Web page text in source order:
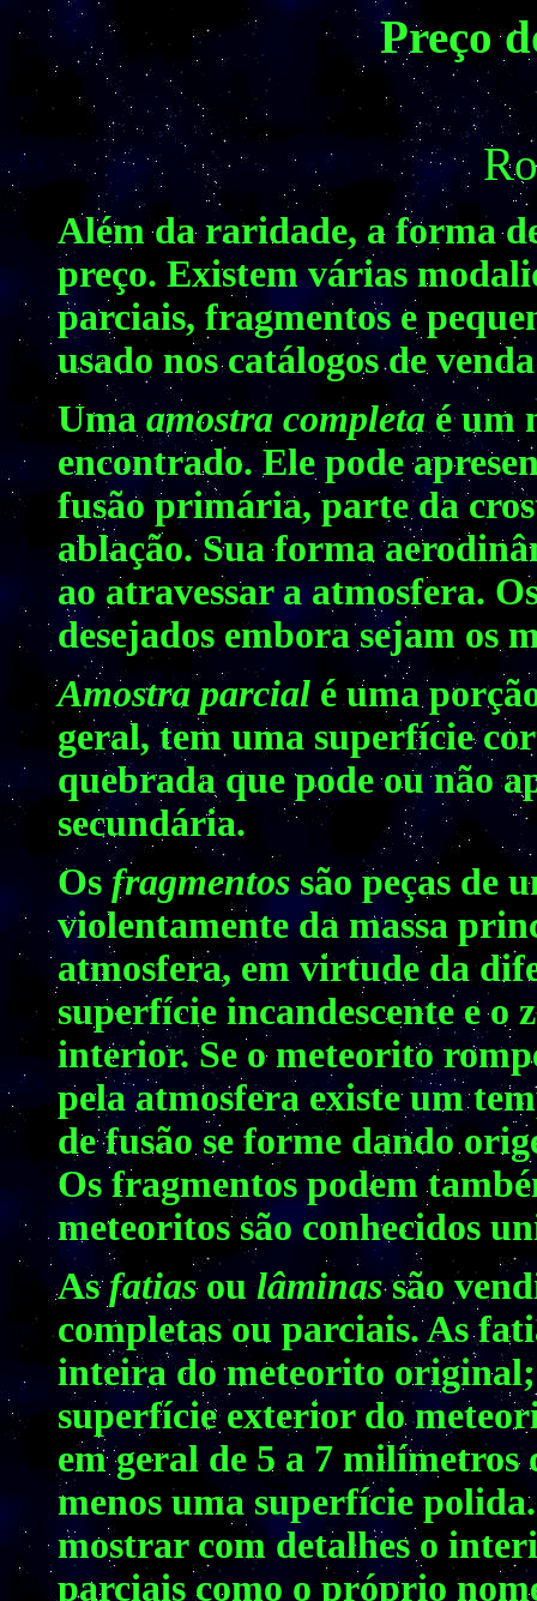
Preço
Além da raridade, a forma
preço. Existem várias
parciais, fragmentos e
usado nos catálogos de
Uma amostra completaé um
encontrado. Ele pode
fusão primária, parte da
ablação. Sua forma
ao atravessar a atmosfera.
desejados embora sejam os
Amostra parcial é uma
geral, tem uma superfície
quebrada que pode ou não
secundária.
Os fragmentossão peças de
violentamente da massa
atmosfera, em virtude da
superfície incandescente e o
interior. Se o meteorito
pela atmosfera existe um
de fusão se forme dando
Os fragmentos podem
meteoritos são conhecidos
Asfatiasou lâminassão
completas ou parciais. As
inteira do meteorito original;
superfície exterior do
em geral de 5 a 7 milímetros
menos uma superfície
mostrar com detalhes o
parciais como o próprio